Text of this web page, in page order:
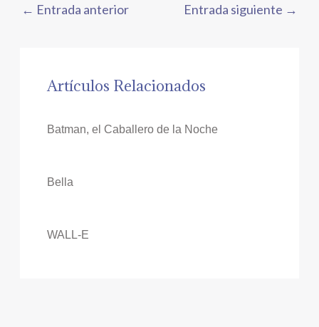
← Entrada anterior Entrada siguiente →
Artículos Relacionados
Batman, el Caballero de la Noche
Bella
WALL-E